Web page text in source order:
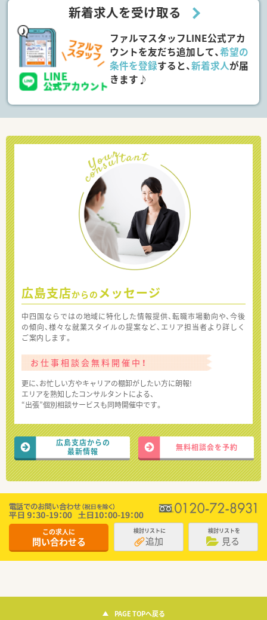
新着求人を受け取る
ファルマスタッフLINE公式アカ
ウントを友だち追加して、希望の
条件を登録すると、新着求人が届
きます♪
広島支店からの メッセージ
中四国ならではの地域に特化した情報提供、転職市場動向や、今後
の傾向、様々な就業スタイルの提案など、エリア担当者より詳しく
ご案内します。
お仕事相談会無料開催中！
更に、お忙しい方やキャリアの棚卸がしたい方に朗報!
エリアを熟知したコンサルタントによる、
“出張”個別相談サービスも同時開催中です。
広島支店からの
最新情報
無料相談会を予約
この求人に
問い合わせる
検討リストに
追加
検討リストを
見る
PAGE TOPへ戻る